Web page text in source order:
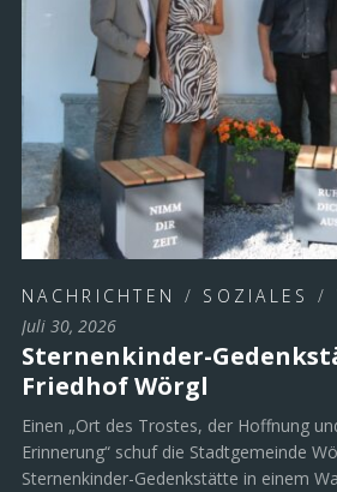
NACHRICHTEN / SOZIALES /
Juli 30, 2026
Sternenkinder-
Friedhof Wörgl
Einen „Ort des Trostes, der Hoffnung
Erinnerung“ schuf die Stadtgemeinde
Sternenkinder-Gedenkstätte in einem